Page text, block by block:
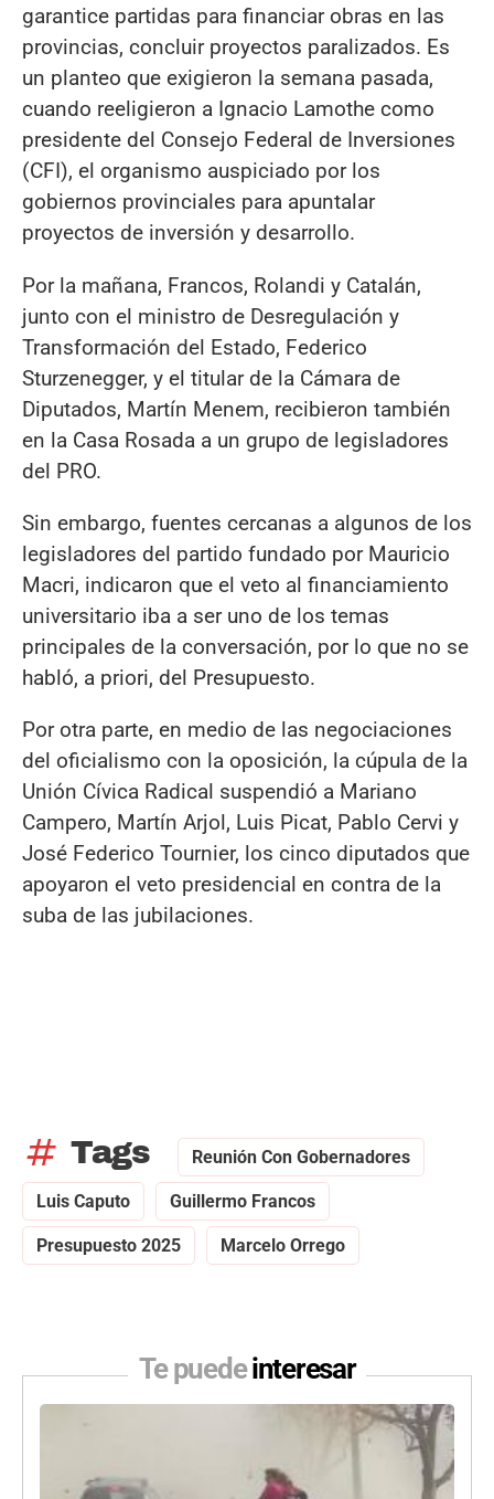
garantice partidas para financiar obras en las
provincias, concluir proyectos paralizados. Es
un planteo que exigieron la semana pasada,
cuando reeligieron a Ignacio Lamothe como
presidente del Consejo Federal de Inversiones
(CFI), el organismo auspiciado por los
gobiernos provinciales para apuntalar
proyectos de inversión y desarrollo.
Por la mañana, Francos, Rolandi y Catalán,
junto con el ministro de Desregulación y
Transformación del Estado, Federico
Sturzenegger, y el titular de la Cámara de
Diputados, Martín Menem, recibieron también
en la Casa Rosada a un grupo de legisladores
del PRO.
Sin embargo, fuentes cercanas a algunos de los
legisladores del partido fundado por Mauricio
Macri, indicaron que el veto al financiamiento
universitario iba a ser uno de los temas
principales de la conversación, por lo que no se
habló, a priori, del Presupuesto.
Por otra parte, en medio de las negociaciones
del oficialismo con la oposición, la cúpula de la
Unión Cívica Radical suspendió a Mariano
Campero, Martín Arjol, Luis Picat, Pablo Cervi y
José Federico Tournier, los cinco diputados que
apoyaron el veto presidencial en contra de la
suba de las jubilaciones.
tag Tags Reunión Con Gobernadores
Luis Caputo Guillermo Francos
Presupuesto 2025 Marcelo Orrego
Te puedeinteresar